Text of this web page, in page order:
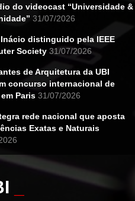
do videocast “Universidade &
31/07/2026
distinguido pela IEEE
Society 31/07/2026
de Arquitetura da UBI
concurso internacional de
Paris 31/07/2026
rede nacional que aposta
Exatas e Naturais